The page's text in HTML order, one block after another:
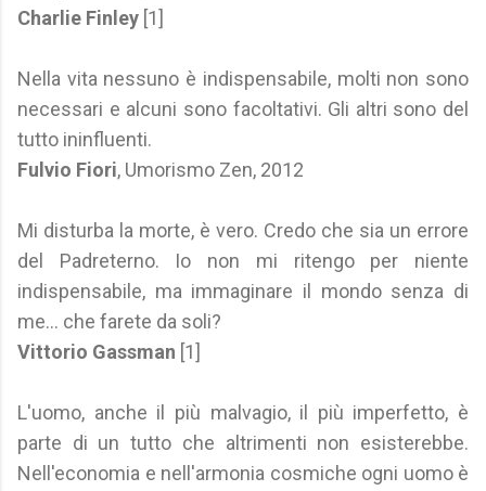
Charlie Finley [1]
Nella vita nessuno è indispensabile, molti non sono
necessari e alcuni sono facoltativi. Gli altri sono del
tutto ininfluenti.
Fulvio Fiori, Umorismo Zen, 2012
Mi disturba la morte, è vero. Credo che sia un errore
del Padreterno. Io non mi ritengo per niente
indispensabile, ma immaginare il mondo senza di
me... che farete da soli?
Vittorio Gassman [1]
L'uomo, anche il più malvagio, il più imperfetto, è
parte di un tutto che altrimenti non esisterebbe.
Nell'economia e nell'armonia cosmiche ogni uomo è